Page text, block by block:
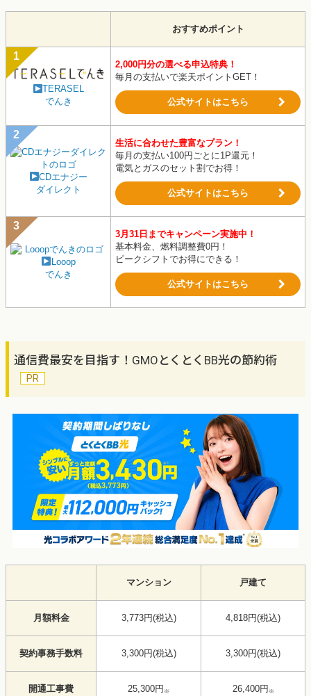
おすすめポイント
TERASEL
でんき
2,000円分の選べる申込特典！
毎月の支払いで楽天ポイントGET！
公式サイトはこちら
CDエナジー
ダイレクト
生活に合わせた豊富なプラン！
毎月の支払い100円ごとに1P還元！
電気とガスのセット割でお得！
公式サイトはこちら
Looop
でんき
3月31日までキャンペーン実施中！
基本料金、燃料調整費0円！
ピークシフトでお得にできる！
公式サイトはこちら
通信費最安を目指す！GMOとくとくBB光の節約術
マンション 戸建て
月額料金 3,773円(税込) 4,818円(税込)
契約事務手数料 3,300円(税込) 3,300円(税込)
開通工事費 25,300円 ※ 26,400円 ※